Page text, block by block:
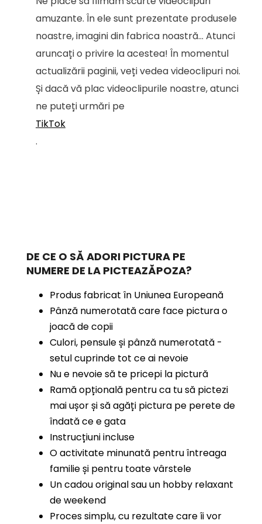
amuzante. În ele sunt prezentate produsele
noastre, imagini din fabrica noastră... Atunci
aruncați o privire la acestea! În momentul
actualizării paginii, veți vedea videoclipuri noi.
Și dacă vă plac videoclipurile noastre, atunci
ne puteți urmări pe
TikTok
.
DE CE O SĂ ADORI PICTURA PE
NUMERE DE LA PICTEAZĂPOZA?
Produs fabricat în Uniunea Europeană
Pânză numerotată care face pictura o
joacă de copii
Culori, pensule și pânză numerotată -
setul cuprinde tot ce ai nevoie
Nu e nevoie să te pricepi la pictură
Ramă opțională pentru ca tu să pictezi
mai ușor și să agăți pictura pe perete de
îndată ce e gata
Instrucțiuni incluse
O activitate minunată pentru întreaga
familie și pentru toate vârstele
Un cadou original sau un hobby relaxant
de weekend
Proces simplu, cu rezultate care îi vor